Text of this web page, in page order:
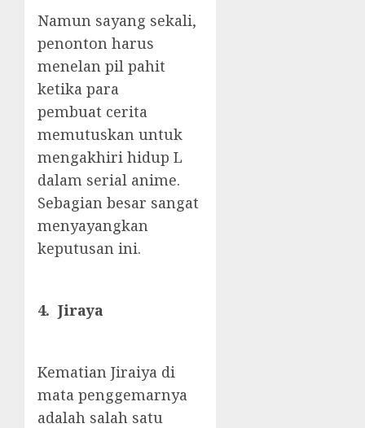
Namun sayang sekali,
penonton harus
menelan pil pahit
ketika para
pembuat cerita
memutuskan untuk
mengakhiri hidup L
dalam serial anime.
Sebagian besar sangat
menyayangkan
keputusan ini.
4. Jiraya
Kematian Jiraiya di
mata penggemarnya
adalah salah satu